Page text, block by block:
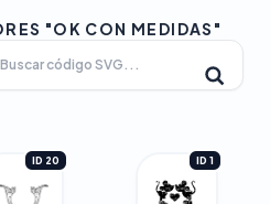
"OK CON MEDIDAS"
ID 20 ID 1